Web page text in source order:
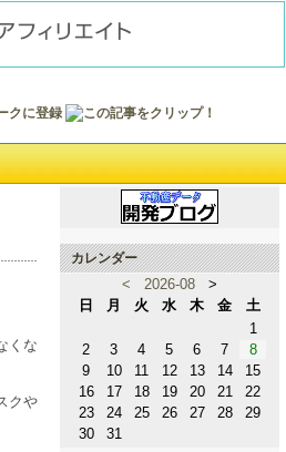
くな
クや
カレンダー
< 2026-08 >
日
月 火 水 木 金
土
1
2
3 4 5 6 7
8
9
10 11 12 13 14
15
16
17 18 19 20 21
22
23
24 25 26 27 28
29
30
31